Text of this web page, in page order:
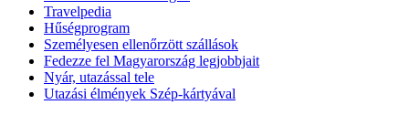
Travelpedia
Hűségprogram
Személyesen ellenőrzött szállások
Fedezze fel Magyarország legjobbjait
Nyár, utazással tele
Utazási élmények Szép-kártyával